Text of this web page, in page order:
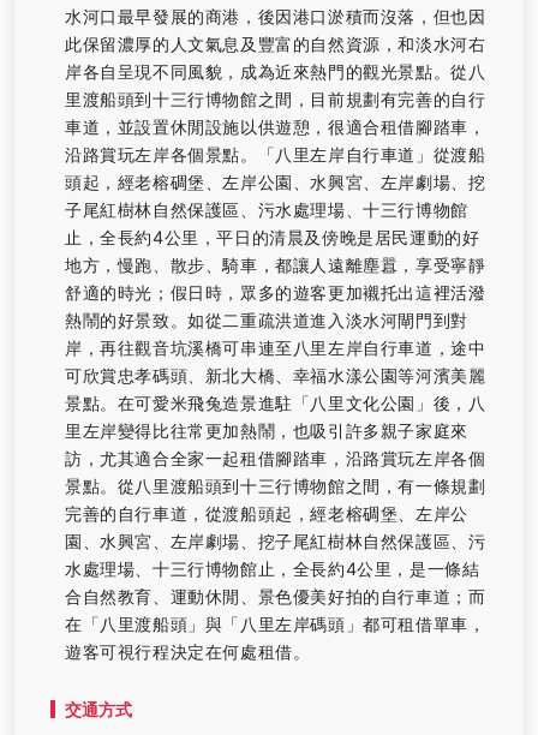
水河口最早發展的商港，後因港口淤積而沒落，但也因
此保留濃厚的人文氣息及豐富的自然資源，和淡水河右
岸各自呈現不同風貌，成為近來熱門的觀光景點。從八
里渡船頭到十三行博物館之間，目前規劃有完善的自行
車道，並設置休閒設施以供遊憩，很適合租借腳踏車，
沿路賞玩左岸各個景點。「八里左岸自行車道」從渡船
頭起，經老榕碉堡、左岸公園、水興宮、左岸劇場、挖
子尾紅樹林自然保護區、污水處理場、十三行博物館
止，全長約4公里，平日的清晨及傍晚是居民運動的好
地方，慢跑、散步、騎車，都讓人遠離塵囂，享受寧靜
舒適的時光；假日時，眾多的遊客更加襯托出這裡活潑
熱鬧的好景致。如從二重疏洪道進入淡水河閘門到對
岸，再往觀音坑溪橋可串連至八里左岸自行車道，途中
可欣賞忠孝碼頭、新北大橋、幸福水漾公園等河濱美麗
景點。在可愛米飛兔造景進駐「八里文化公園」後，八
里左岸變得比往常更加熱鬧，也吸引許多親子家庭來
訪，尤其適合全家一起租借腳踏車，沿路賞玩左岸各個
景點。從八里渡船頭到十三行博物館之間，有一條規劃
完善的自行車道，從渡船頭起，經老榕碉堡、左岸公
園、水興宮、左岸劇場、挖子尾紅樹林自然保護區、污
水處理場、十三行博物館止，全長約4公里，是一條結
合自然教育、運動休閒、景色優美好拍的自行車道；而
在「八里渡船頭」與「八里左岸碼頭」都可租借單車，
遊客可視行程決定在何處租借。
交通方式